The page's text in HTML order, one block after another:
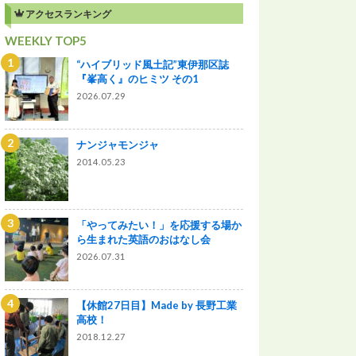
アクセスランキング
WEEKLY TOP5
“ハイブリッド風土記”東伊那区誌
『峯高く』のヒミツ その1
2026.07.29
ナンジャモンジャ
2014.05.23
「やってみたい！」を応援する場か
ら生まれた英語のおはなし会
2026.07.31
【休館27日目】Made by 長野工業
高校！
2018.12.27